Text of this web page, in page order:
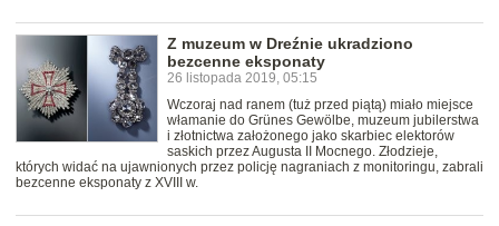
Z muzeum w Dreźnie ukradziono
bezcenne eksponaty
26 listopada 2019, 05:15
Wczoraj nad ranem (tuż przed piątą) miało miejsce
włamanie do Grünes Gewölbe, muzeum jubilerstwa
i złotnictwa założonego jako skarbiec elektorów
saskich przez Augusta II Mocnego. Złodzieje,
których widać na ujawnionych przez policję nagraniach z monitoringu, zabrali
bezcenne eksponaty z XVIII w.